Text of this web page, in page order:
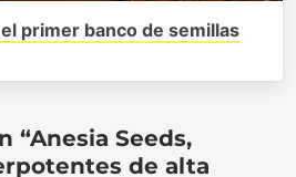
primer banco de semillas
“Anesia Seeds,
de alta